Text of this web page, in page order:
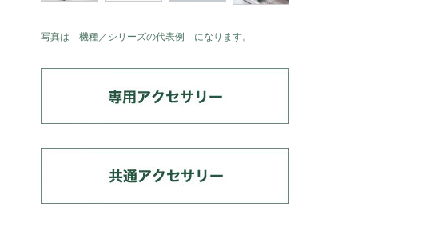
写真は 機種／シリーズの代表例 になります。